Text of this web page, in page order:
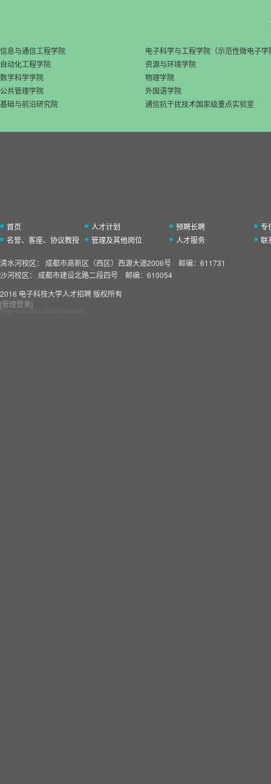
信息与通信工程学院
电子科学与工程学院（示范性微电子学
自动化工程学院
资源与环境学院
数学科学学院
物理学院
公共管理学院
外国语学院
基础与前沿研究院
通信抗干扰技术国家级重点实验室
首页 人才计划 预聘长聘
专
名誉、客座、协议教授
管理及其他岗位 人才服务 联
清水河校区：
成都市高新区（西区）西源大道2006号 邮编：611731
沙河校区：
成都市建设北路二段四号 邮编：610054
2016 电子科技大学人才招聘 版权所有
[管理登录]
Page rendered in